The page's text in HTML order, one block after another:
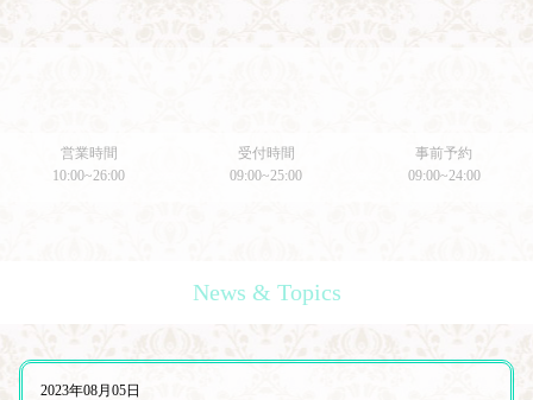
営業時間
10:00~26:00
受付時間
09:00~25:00
事前予約
09:00~24:00
News & Topics
2023年08月05日